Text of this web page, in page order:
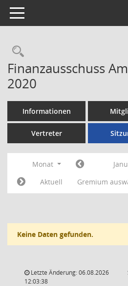
Toggle navigation
Rechercheauswahl
Finanzausschuss
2020
Informationen
Vertreter
Monat
Aktuell
Gremium
Keine Daten gefunden.
Letzte Änderung: 06.08.2026
12:03:38